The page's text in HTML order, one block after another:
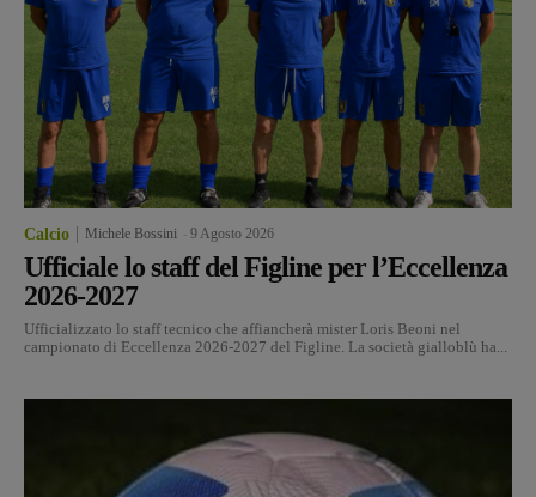
Calcio Michele Bossini 9 Agosto 2026
Ufficiale lo staff del Figline per l’Eccellenza
2026-2027
Ufficializzato lo staff tecnico che affiancherà mister Loris Beoni nel
campionato di Eccellenza 2026-2027 del Figline. La società gialloblù ha...